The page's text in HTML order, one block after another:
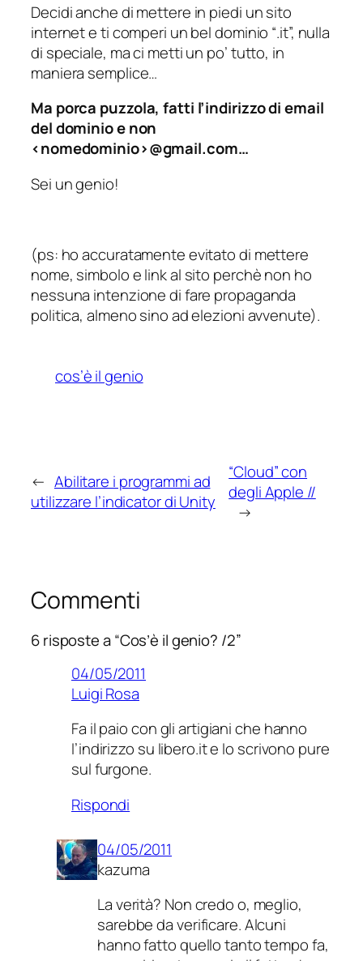
Decidi anche di mettere in piedi un sito
internet e ti comperi un bel dominio “.it”, nulla
di speciale, ma ci metti un po’ tutto, in
maniera semplice…
Ma porca puzzola, fatti l’indirizzo di email
del dominio e non
<nomedominio>@gmail.com…
Sei un genio!
(ps: ho accuratamente evitato di mettere
nome, simbolo e link al sito perchè non ho
nessuna intenzione di fare propaganda
politica, almeno sino ad elezioni avvenute).
cos’è il genio
← Abilitare i programmi ad
utilizzare l’indicator di Unity
“Cloud” con
degli Apple //
→
Commenti
6 risposte a “Cos’è il genio? /2”
04/05/2011
Luigi Rosa
Fa il paio con gli artigiani che hanno
l’indirizzo su libero.it e lo scrivono pure
sul furgone.
Rispondi
04/05/2011
kazuma
La verità? Non credo o, meglio,
sarebbe da verificare. Alcuni
hanno fatto quello tanto tempo fa,